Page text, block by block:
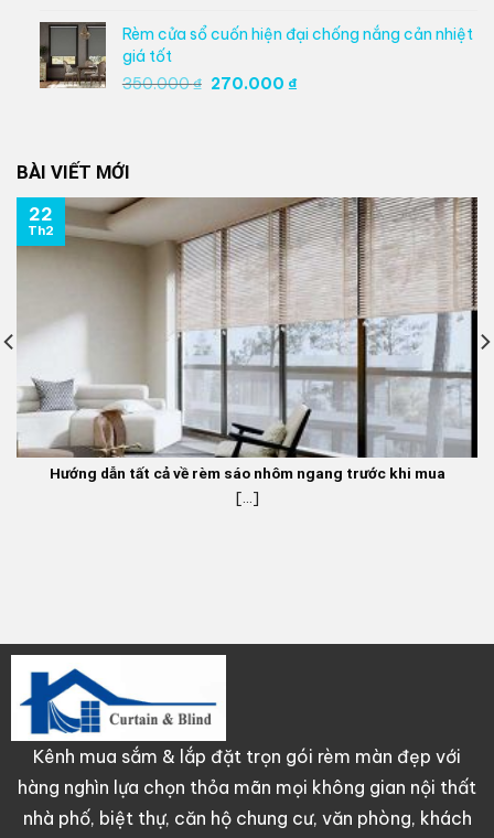
là:
350.000 ₫.
tại
là:
270.000 ₫.
Rèm cửa sổ cuốn hiện đại chống nắng cản nhiệt
giá tốt
350.000₫ Giá
270.000 ₫Giá
BÀI VIẾT MỚI
Hướng dẫn tất cả về rèm sáo nhôm ngang trước khi mua
[...]
22
Th2
Kênh mua sắm & lắp đặt trọn gói rèm màn đẹp với
hàng nghìn lựa chọn thỏa mãn mọi không gian nội thất
nhà phố, biệt thự, căn hộ chung cư, văn phòng, khách